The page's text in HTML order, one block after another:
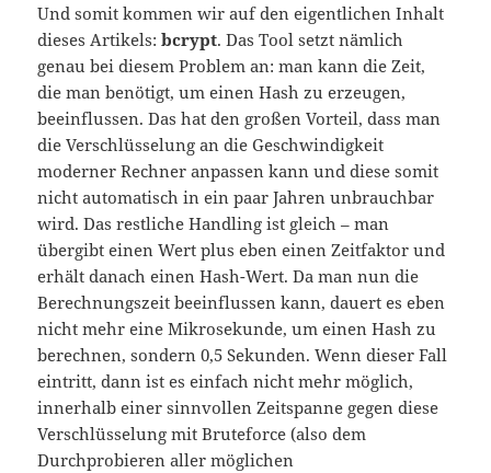
Und somit kommen wir auf den eigentlichen Inhalt
dieses Artikels:bcrypt. Das Tool setzt nämlich
genau bei diesem Problem an: man kann die Zeit,
die man benötigt, um einen Hash zu erzeugen,
beeinflussen. Das hat den großen Vorteil, dass man
die Verschlüsselung an die Geschwindigkeit
moderner Rechner anpassen kann und diese somit
nicht automatisch in ein paar Jahren unbrauchbar
wird. Das restliche Handling ist gleich – man
übergibt einen Wert plus eben einen Zeitfaktor und
erhält danach einen Hash-Wert. Da man nun die
Berechnungszeit beeinflussen kann, dauert es eben
nicht mehr eine Mikrosekunde, um einen Hash zu
berechnen, sondern 0,5 Sekunden. Wenn dieser Fall
eintritt, dann ist es einfach nicht mehr möglich,
innerhalb einer sinnvollen Zeitspanne gegen diese
Verschlüsselung mit Bruteforce (also dem
Durchprobieren aller möglichen